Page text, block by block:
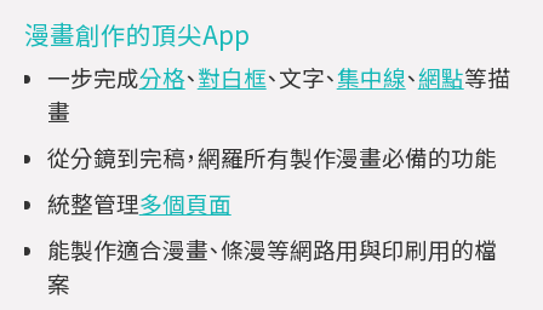
漫畫創作的頂尖App
一步完成分格、對白框、文字、集中線、網點等描
畫
從分鏡到完稿，網羅所有製作漫畫必備的功能
統整管理多個頁面
能製作適合漫畫、條漫等網路用與印刷用的檔
案